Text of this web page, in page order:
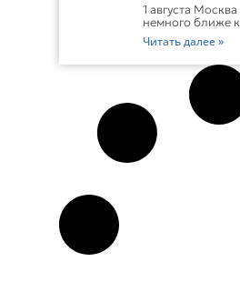
1 августа
немного ближе к
Читать далее »